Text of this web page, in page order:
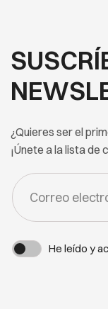
¿Quieres ser el
¡Únete a la lista de
FORM
-
NEWSLETTER
He leído y